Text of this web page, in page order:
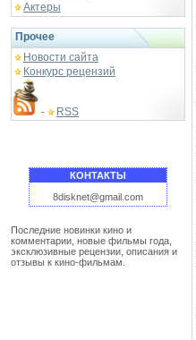
Актеры
Прочее
Новости сайта
Конкурс рецензий
- RSS
КОНТАКТЫ
8disknet@gmail.com
Последние новинки кино и
комментарии, новые фильмы года,
эксклюзивные рецензии, описания и
отзывы к кино-фильмам.